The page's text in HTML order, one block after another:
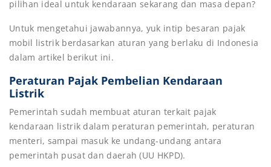
pilihan ideal untuk kendaraan sekarang dan masa depan?
Untuk mengetahui jawabannya, yuk intip besaran pajak
mobil listrik berdasarkan aturan yang berlaku di Indonesia
dalam artikel berikut ini.
Peraturan Pajak Pembelian Kendaraan
Listrik
Pemerintah sudah membuat aturan terkait pajak
kendaraan listrik dalam peraturan pemerintah, peraturan
menteri, sampai masuk ke undang-undang antara
pemerintah pusat dan daerah (UU HKPD).